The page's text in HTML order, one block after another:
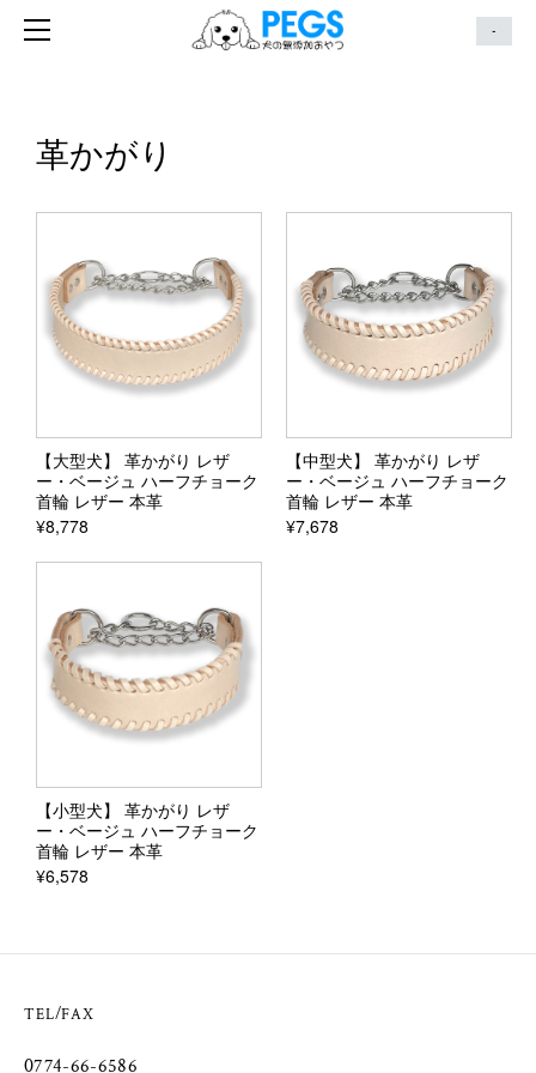
-
革かがり
【大型犬】 革かがり レザ
ー・ベージュ ハーフチョーク
首輪 レザー 本革
¥8,778
【中型犬】 革かがり レザ
ー・ベージュ ハーフチョーク
首輪 レザー 本革
¥7,678
【小型犬】 革かがり レザ
ー・ベージュ ハーフチョーク
首輪 レザー 本革
¥6,578
TEL/FAX
0774-66-6586
TOP